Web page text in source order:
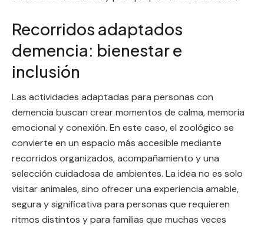
Recorridos adaptados
demencia: bienestar e
inclusión
Las actividades adaptadas para personas con
demencia buscan crear momentos de calma, memoria
emocional y conexión. En este caso, el zoológico se
convierte en un espacio más accesible mediante
recorridos organizados, acompañamiento y una
selección cuidadosa de ambientes. La idea no es solo
visitar animales, sino ofrecer una experiencia amable,
segura y significativa para personas que requieren
ritmos distintos y para familias que muchas veces